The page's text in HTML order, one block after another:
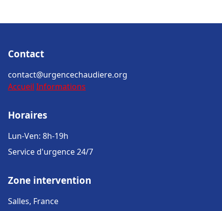
Contact
contact@urgencechaudiere.org
Accueil Informations
Horaires
Lun-Ven: 8h-19h
Service d'urgence 24/7
Zone intervention
Salles, France